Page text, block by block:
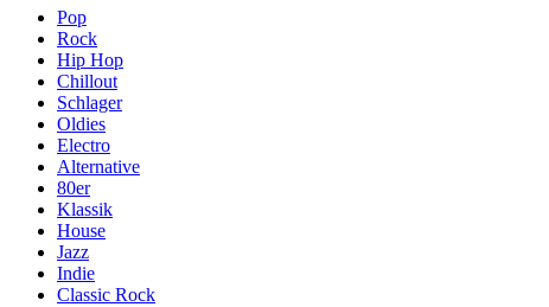
Pop
Rock
Hip Hop
Chillout
Schlager
Oldies
Electro
Alternative
80er
Klassik
House
Jazz
Indie
Classic Rock